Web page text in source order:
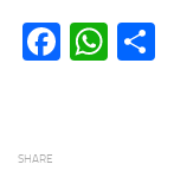
SHARE